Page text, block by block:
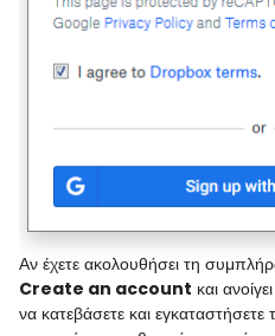
Αν έχετε ακολουθήσει τη
Create an account και
να κατεβάσετε και εγκαταστήσετε